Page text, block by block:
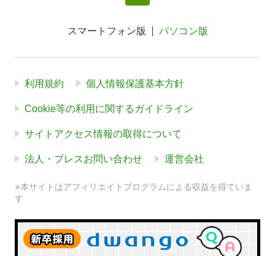
スマートフォン版 パソコン版
利用規約 個人情報保護基本方針
Cookie等の利用に関するガイドライン
サイトアクセス情報の取得について
法人・プレスお問い合わせ 運営会社
※本サイトはアフィリエイトプログラムによる収益を得ていま
す